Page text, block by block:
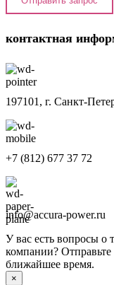
контактная
197101, г. Санкт-
+7 (812) 677 37 72
info@accura-power.ru
У вас есть вопросы
компании?
ближайшее время.
×